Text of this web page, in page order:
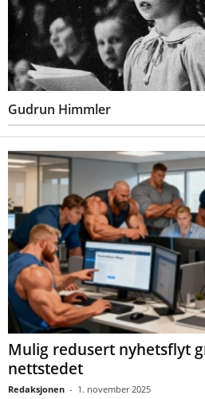
Gudrun Himmler
Mulig redusert nyhetsflyt
nettstedet
Redaksjonen - 1. november 2025